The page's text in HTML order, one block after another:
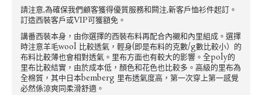
請注意,為確保我們顧客獲得優質服務和闗注,新客戶恤衫件起訂。
訂造西裝客戶或VIP可獲額免。
講番西裝本身，由你選擇的西裝布料再配合內襯和內里組成。選擇
時注意羊毛wool 比較透氣，輕身(即是布料的克數/g數比較小）的
布料比較薄也會相對透氣。里布方面也有較大的影響。全poly的
里布比較結實，由於成本低，顏色和花色也比較多。高級的里布為
全棉質，其中日本bemberg 里布透氣度高，第一次穿上第一感覺
必然係涼爽同柔滑舒適。